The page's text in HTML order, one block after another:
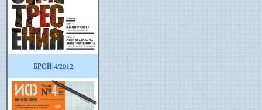
БРОЙ 4/2012